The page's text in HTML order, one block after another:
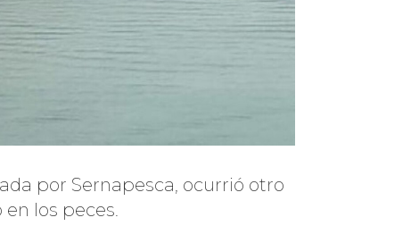
por Sernapesca, ocurrió otro
los peces.